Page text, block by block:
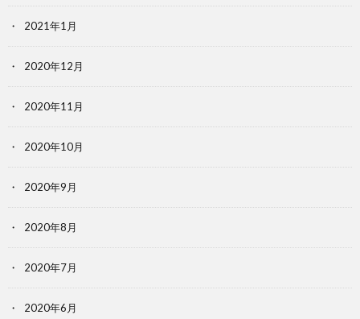
2021年1月
2020年12月
2020年11月
2020年10月
2020年9月
2020年8月
2020年7月
2020年6月